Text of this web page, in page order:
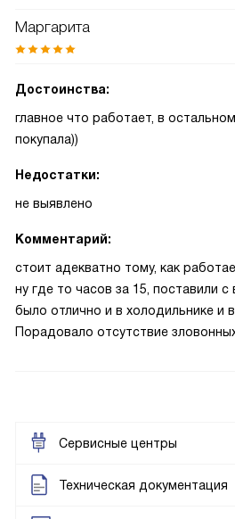
Маргарита
Достоинства:
главное что работает, в
покупала))
Недостатки:
не выявлено
Комментарий:
стоит адекватно тому, как
ну где то часов за 15, поставили
было отлично и в холодильнике и
Порадовало отсутствие
Сервисные центры
Техническая документация